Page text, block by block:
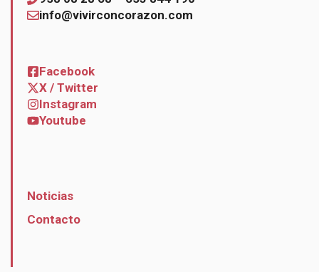
info@vivirconcorazon.com
Facebook
X / Twitter
Instagram
Youtube
Noticias
Contacto